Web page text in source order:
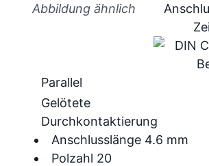
Abbildung ähnlich
Anschlusslänge 4.6 mm
Polzahl 20
Parallel
Gelötete
Durchkontaktierung